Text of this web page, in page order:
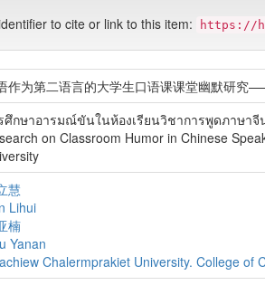
to cite or link to this item: https://
作为第二语言的大学生口语课课堂幽默研究
ศึกษาอารมณ์ขันในห้องเรียนวิชาการพูดภาษา
on Classroom Humor in Chinese
慧
Lihui
楠
Yanan
Chalermprakiet University. College of